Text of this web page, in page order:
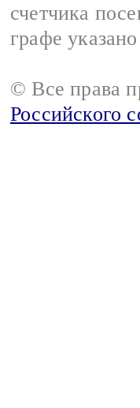
счетчика
графе
© Все права
Российского